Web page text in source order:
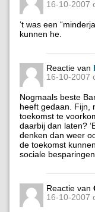
16-10-2007
‘t was een
kunnen he.
Reactie van
16-10-2007
Nogmaals beste
heeft gedaan. Fijn,
toekomst te
daarbij dan laten?
denken dan weer
de toekomst
sociale
Reactie van
16-10-2007